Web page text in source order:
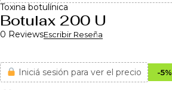
Toxina botulínica
Botulax 200 U
0 ReviewsEscribir Reseña
Iniciá sesión para ver el precio -5%